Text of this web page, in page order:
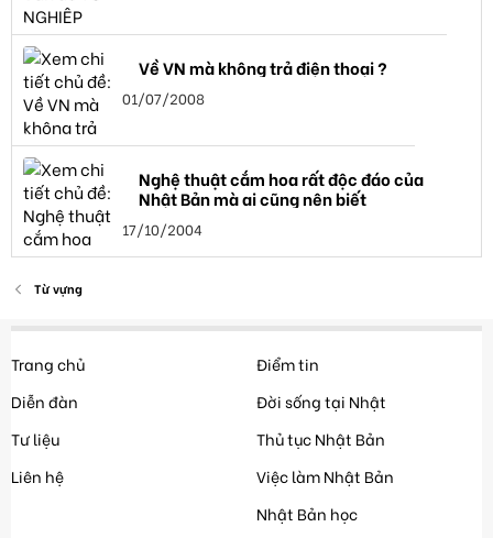
Về VN mà không trả điện thoại ?
01/07/2008
Nghệ thuật cắm hoa rất độc đáo của
Nhật Bản mà ai cũng nên biết
17/10/2004
Từ vựng
Trang chủ
Diễn đàn
Tư liệu
Liên hệ
Điểm tin
Đời sống tại Nhật
Thủ tục Nhật Bản
Việc làm Nhật Bản
Nhật Bản học